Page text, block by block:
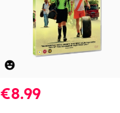
€8.99